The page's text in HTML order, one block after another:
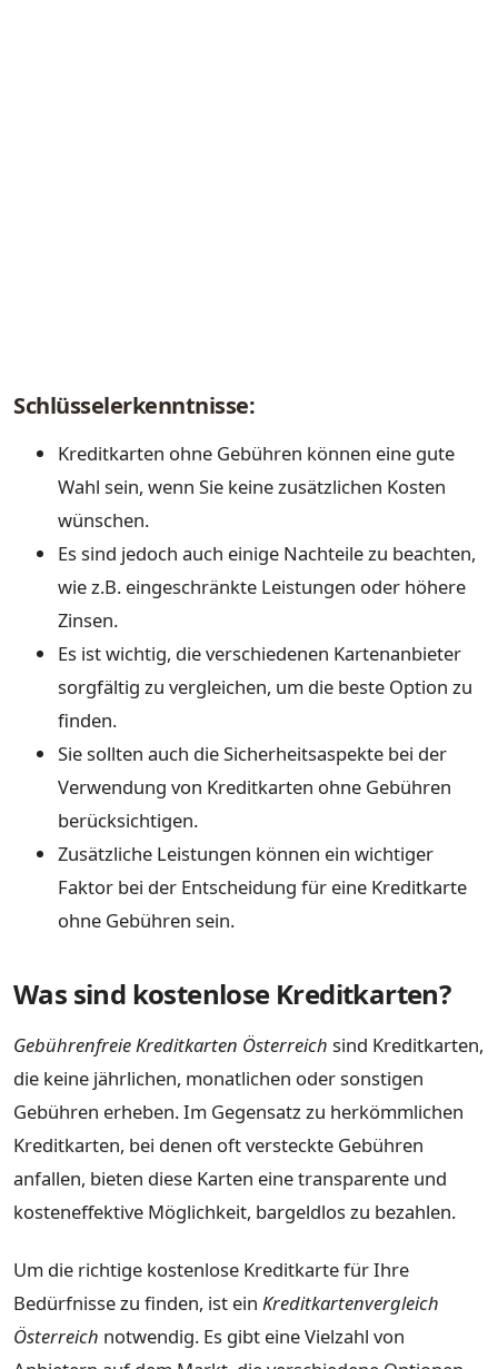
Schlüsselerkenntnisse:
Kreditkarten ohne Gebühren können eine gute
Wahl sein, wenn Sie keine zusätzlichen Kosten
wünschen.
Es sind jedoch auch einige Nachteile zu beachten,
wie z.B. eingeschränkte Leistungen oder höhere
Zinsen.
Es ist wichtig, die verschiedenen Kartenanbieter
sorgfältig zu vergleichen, um die beste Option zu
finden.
Sie sollten auch die Sicherheitsaspekte bei der
Verwendung von Kreditkarten ohne Gebühren
berücksichtigen.
Zusätzliche Leistungen können ein wichtiger
Faktor bei der Entscheidung für eine Kreditkarte
ohne Gebühren sein.
Was sind kostenlose Kreditkarten?
Gebührenfreie Kreditkarten Österreich sind Kreditkarten,
die keine jährlichen, monatlichen oder sonstigen
Gebühren erheben. Im Gegensatz zu herkömmlichen
Kreditkarten, bei denen oft versteckte Gebühren
anfallen, bieten diese Karten eine transparente und
kosteneffektive Möglichkeit, bargeldlos zu bezahlen.
Um die richtige kostenlose Kreditkarte für Ihre
Bedürfnisse zu finden, ist ein Kreditkartenvergleich
Österreich notwendig. Es gibt eine Vielzahl von